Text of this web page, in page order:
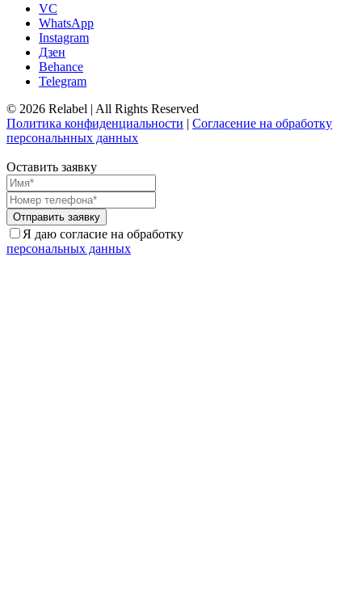
VC
WhatsApp
Instagram
Дзен
Behance
Telegram
© 2026 Relabel | All Rights Reserved
Политика конфиденциальности | Согласение на обработку
персональнных данных
Оставить заявку
Отправить заявку
Я даю согласие на обработку
персональных данных